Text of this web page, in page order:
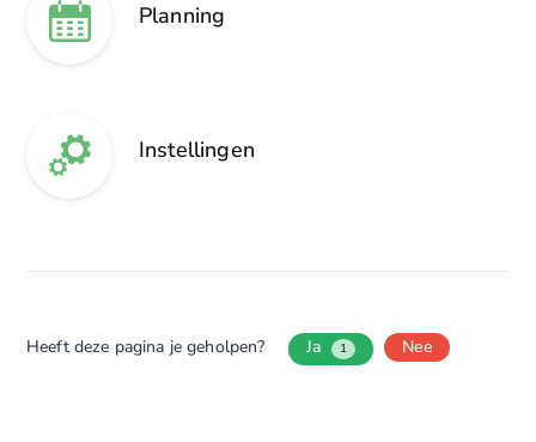
Planning
Instellingen
Heeft deze pagina je geholpen? Ja 1 Nee